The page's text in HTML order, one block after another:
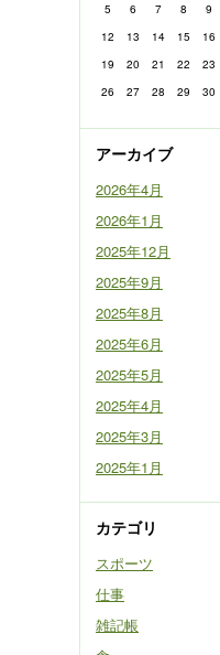
5
6 7 8 9
12
13 14 15 16
19
20 21 22 23
26
27 28 29 30
アーカイブ
2026年4月
2026年1月
2025年12月
2025年9月
2025年8月
2025年6月
2025年5月
2025年4月
2025年3月
2025年1月
カテゴリ
スポーツ
仕事
雑記帳